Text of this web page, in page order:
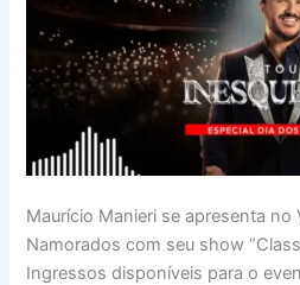
Maurício Manieri se apresenta no
Namorados com seu show
Ingressos disponíveis para o